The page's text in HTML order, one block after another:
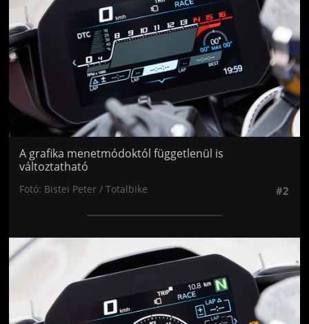
A grafika menetmódoktól függetlenül is
változtatható
Fotó: Bistei Peter / Totalbike #2
Jön még kép!